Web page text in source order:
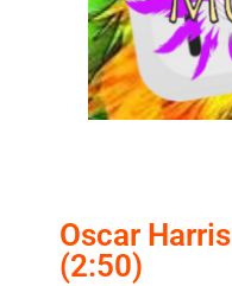
Oscar
(2:50)